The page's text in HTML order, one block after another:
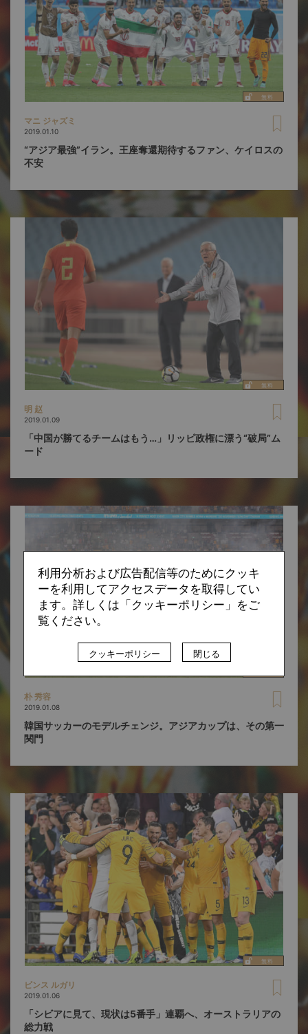
マニ ジャズミ
2019.01.10
“アジア最強”イラン。王座奪還期待するファン、ケイロスの
不安
明 赵
2019.01.09
「中国が勝てるチームはもう…」リッピ政権に漂う“破局”ム
ード
朴 秀容
2019.01.08
韓国サッカーのモデルチェンジ。アジアカップは、その第一
関門
ビンス ルガリ
2019.01.06
「シビアに見て、現状は5番手」連覇へ、オーストラリアの
総力戦
利用分析および広告配信等のためにクッキ
ーを利用してアクセスデータを取得してい
ます。詳しくは「クッキーポリシー」をご
覧ください。
クッキーポリシー 閉じる